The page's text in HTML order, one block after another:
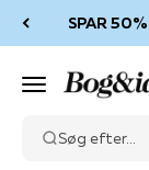
SPAR
Menu Bog & idé
Søg efter...